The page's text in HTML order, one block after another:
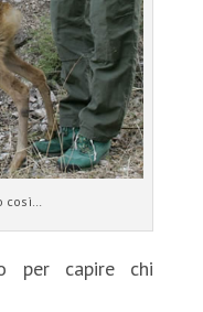
così…
per capire chi